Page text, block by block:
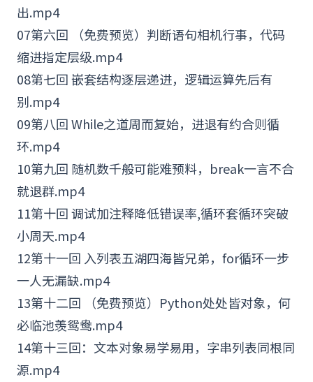
出.mp4
07第六回 （免费预览）判断语句相机行事，代码
缩进指定层级.mp4
08第七回 嵌套结构逐层递进，逻辑运算先后有
别.mp4
09第八回 While之道周而复始，进退有约合则循
环.mp4
10第九回 随机数千般可能难预料，break一言不合
就退群.mp4
11第十回 调试加注释降低错误率,循环套循环突破
小周天.mp4
12第十一回 入列表五湖四海皆兄弟，for循环一步
一人无漏缺.mp4
13第十二回 （免费预览）Python处处皆对象，何
必临池羡鸳鸯.mp4
14第十三回：文本对象易学易用，字串列表同根同
源.mp4